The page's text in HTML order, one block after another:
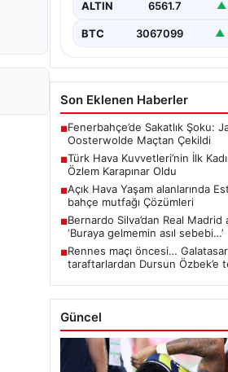
ALTIN 6561.7 ▲
BTC 3067099 ▲
Son Eklenen Haberler
■Fenerbahçe’de Sakatlık Şoku:
Oosterwolde Maçtan Çekildi
■Türk Hava Kuvvetleri’nin İlk
Özlem Karapınar Oldu
■Açık Hava Yaşam alanlarında
bahçe mutfağı Çözümleri
■Bernardo Silva’dan Real Madrid
‘Buraya gelmemin asıl sebebi…’
■Rennes maçı öncesi…
taraftarlardan Dursun Özbek’e
Güncel